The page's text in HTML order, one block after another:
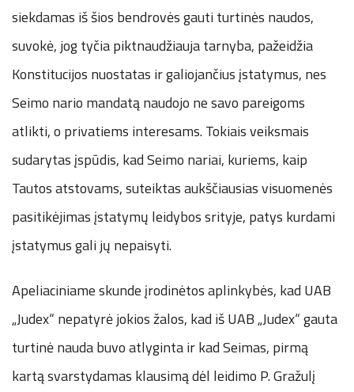
siekdamas iš šios bendrovės gauti turtinės naudos,
suvokė, jog tyčia piktnaudžiauja tarnyba, pažeidžia
Konstitucijos nuostatas ir galiojančius įstatymus, nes
Seimo nario mandatą naudojo ne savo pareigoms
atlikti, o privatiems interesams. Tokiais veiksmais
sudarytas įspūdis, kad Seimo nariai, kuriems, kaip
Tautos atstovams, suteiktas aukščiausias visuomenės
pasitikėjimas įstatymų leidybos srityje, patys kurdami
įstatymus gali jų nepaisyti.
Apeliaciniame skunde įrodinėtos aplinkybės, kad UAB
„Judex“ nepatyrė jokios žalos, kad iš UAB „Judex“ gauta
turtinė nauda buvo atlyginta ir kad Seimas, pirmą
kartą svarstydamas klausimą dėl leidimo P. Gražulį